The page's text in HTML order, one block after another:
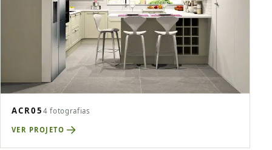
ACR05 4 fotografias
VER PROJETO